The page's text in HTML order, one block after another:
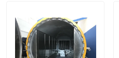
Prodotti
Video